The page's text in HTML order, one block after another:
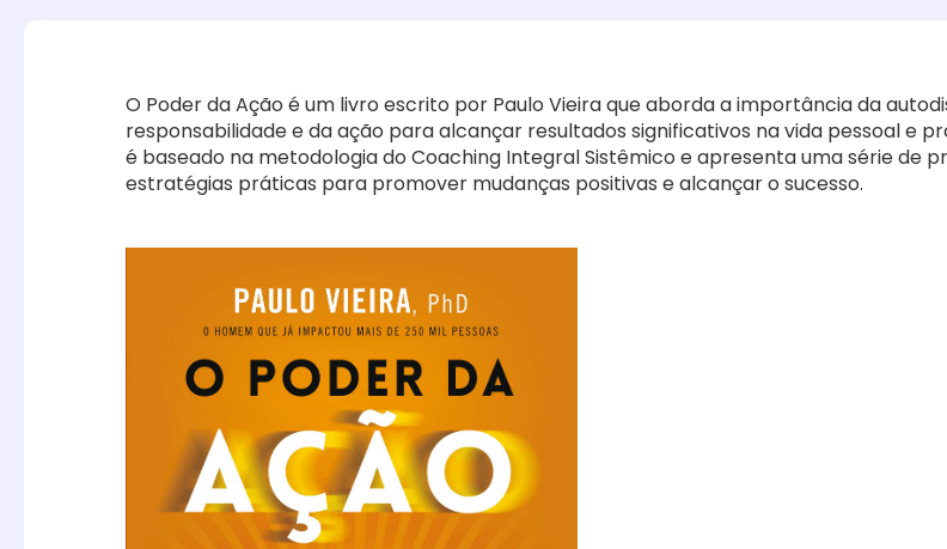
O Poder da Ação é um livro escrito por Paulo Vieira que aborda a importância da
responsabilidade e da ação para alcançar resultados significativos na vida pessoal e
é baseado na metodologia do Coaching Integral Sistêmico e apresenta uma série de
estratégias práticas para promover mudanças positivas e alcançar o sucesso.